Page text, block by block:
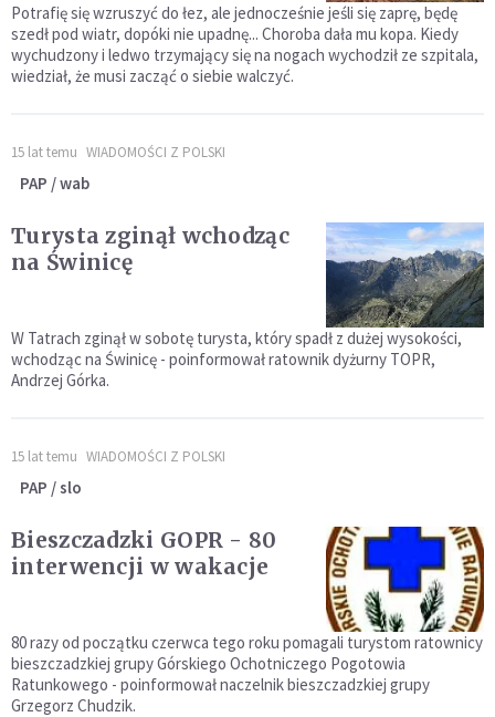
Potrafię się wzruszyć do łez, ale jednocześnie jeśli się zaprę, będę
szedł pod wiatr, dopóki nie upadnę... Choroba dała mu kopa. Kiedy
wychudzony i ledwo trzymający się na nogach wychodził ze szpitala,
wiedział, że musi zacząć o siebie walczyć.
15 lat temu WIADOMOŚCI Z POLSKI
PAP / wab
Turysta zginął wchodząc
na Świnicę
W Tatrach zginął w sobotę turysta, który spadł z dużej wysokości,
wchodząc na Świnicę - poinformował ratownik dyżurny TOPR,
Andrzej Górka.
15 lat temu WIADOMOŚCI Z POLSKI
PAP / slo
Bieszczadzki GOPR - 80
interwencji w wakacje
80 razy od początku czerwca tego roku pomagali turystom ratownicy
bieszczadzkiej grupy Górskiego Ochotniczego Pogotowia
Ratunkowego - poinformował naczelnik bieszczadzkiej grupy
Grzegorz Chudzik.